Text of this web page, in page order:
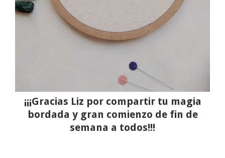
¡¡¡Gracias Liz por compartir tu magia
bordada y gran comienzo de fin de
semana a todos!!!